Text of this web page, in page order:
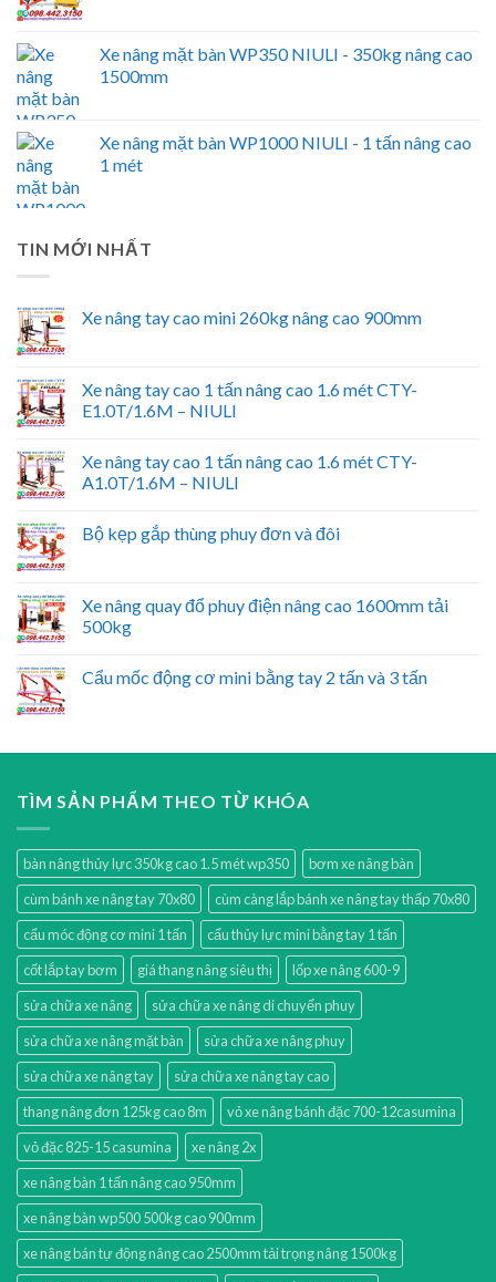
Xe nâng mặt bàn WP350 NIULI - 350kg nâng cao
1500mm
Xe nâng mặt bàn WP1000 NIULI - 1 tấn nâng cao
1 mét
TIN MỚI NHẤT
Xe nâng tay cao mini 260kg nâng cao 900mm
Xe nâng tay cao 1 tấn nâng cao 1.6 mét CTY-
E1.0T/1.6M – NIULI
Xe nâng tay cao 1 tấn nâng cao 1.6 mét CTY-
A1.0T/1.6M – NIULI
Bộ kẹp gắp thùng phuy đơn và đôi
Xe nâng quay đổ phuy điện nâng cao 1600mm tải
500kg
Cẩu mốc động cơ mini bằng tay 2 tấn và 3 tấn
TÌM SẢN PHẨM THEO TỪ KHÓA
bàn nâng thủy lực 350kg cao 1.5 mét wp350
bơm xe nâng bàn
cùm bánh xe nâng tay 70x80
cùm càng lắp bánh xe nâng tay thấp 70x80
cẩu móc động cơ mini 1 tấn
cẩu thủy lực mini bằng tay 1 tấn
cốt lắp tay bơm
giá thang nâng siêu thị
lốp xe nâng 600-9
sửa chữa xe nâng
sửa chữa xe nâng di chuyển phuy
sửa chữa xe nâng mặt bàn
sửa chữa xe nâng phuy
sửa chữa xe nâng tay
sửa chữa xe nâng tay cao
thang nâng đơn 125kg cao 8m
vỏ xe nâng bánh đặc 700-12casumina
vỏ đặc 825-15 casumina
xe nâng 2x
xe nâng bàn 1 tấn nâng cao 950mm
xe nâng bàn wp500 500kg cao 900mm
xe nâng bán tự động nâng cao 2500mm tải trọng nâng 1500kg